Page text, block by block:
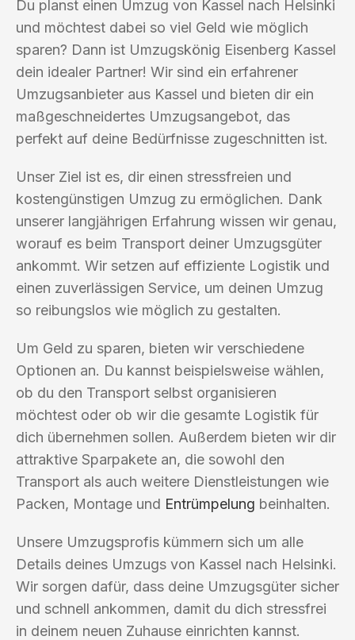
Du planst einen Umzug von Kassel nach Helsinki
und möchtest dabei so viel Geld wie möglich
sparen? Dann ist Umzugskönig Eisenberg Kassel
dein idealer Partner! Wir sind ein erfahrener
Umzugsanbieter aus Kassel und bieten dir ein
maßgeschneidertes Umzugsangebot, das
perfekt auf deine Bedürfnisse zugeschnitten ist.
Unser Ziel ist es, dir einen stressfreien und
kostengünstigen Umzug zu ermöglichen. Dank
unserer langjährigen Erfahrung wissen wir genau,
worauf es beim Transport deiner Umzugsgüter
ankommt. Wir setzen auf effiziente Logistik und
einen zuverlässigen Service, um deinen Umzug
so reibungslos wie möglich zu gestalten.
Um Geld zu sparen, bieten wir verschiedene
Optionen an. Du kannst beispielsweise wählen,
ob du den Transport selbst organisieren
möchtest oder ob wir die gesamte Logistik für
dich übernehmen sollen. Außerdem bieten wir dir
attraktive Sparpakete an, die sowohl den
Transport als auch weitere Dienstleistungen wie
Packen, Montage und Entrümpelung beinhalten.
Unsere Umzugsprofis kümmern sich um alle
Details deines Umzugs von Kassel nach Helsinki.
Wir sorgen dafür, dass deine Umzugsgüter sicher
und schnell ankommen, damit du dich stressfrei
in deinem neuen Zuhause einrichten kannst.